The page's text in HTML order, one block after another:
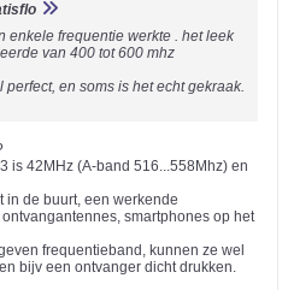
enkele frequentie werkte . het leek
van 400 tot 600 mhz
en soms is het echt gekraak.
is 42MHz (A-band 516...558Mhz) en
in de buurt, een werkende
smartphones op het
frequentieband, kunnen ze wel
bijv een ontvanger dicht drukken.